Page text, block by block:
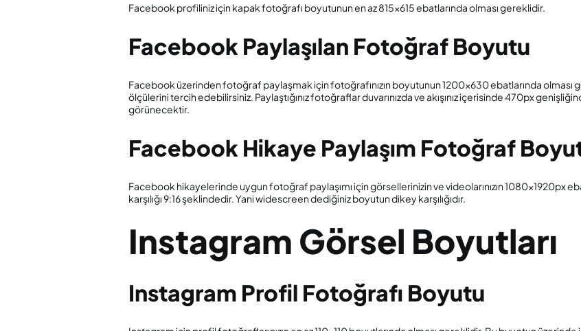
Facebook profiliniz için kapak fotoğrafı boyutunun en az 815×615 ebatlarında olması gereklidir.
Facebook Paylaşılan Fotoğraf Boyutu
Facebook üzerinden fotoğraf paylaşmak için fotoğrafınızın boyutunun 1200×630 ebatlarında olması
ölçülerini tercih edebilirsiniz. Paylaştığınız fotoğraflar duvarınızda ve akışınız içerisinde 470px
görünecektir.
Facebook Hikaye Paylaşım Fotoğraf
Facebook hikayelerinde uygun fotoğraf paylaşımı için görsellerinizin ve videolarınızın 1080x1920px
karşılığı 9:16 şeklindedir. Yani widescreen dediğiniz boyutun dikey karşılığıdır.
Instagram Görsel Boyutları
Instagram Profil Fotoğrafı Boyutu